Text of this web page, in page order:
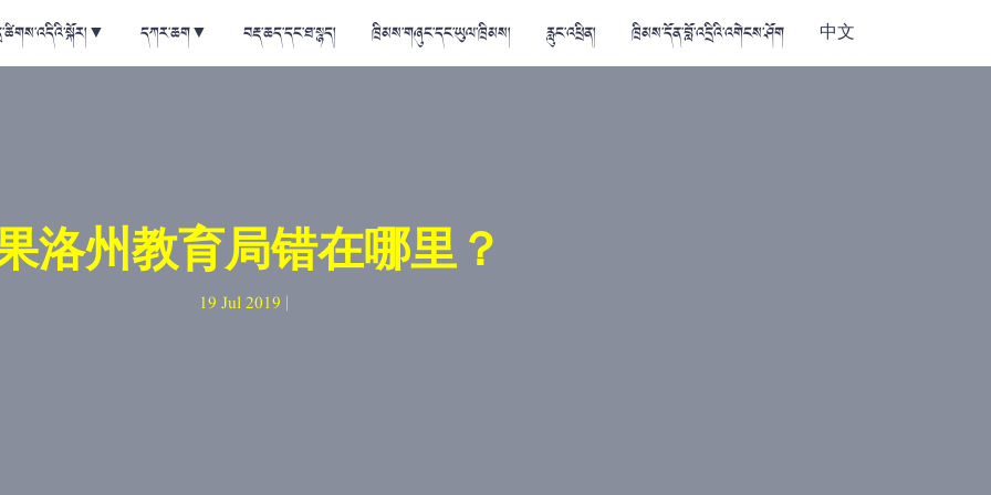
▼ དཀར་ཆག▼ བརྡ་ཆད་དང་ཐ་སྙད། ཁྲིམས་གཞུང་དང་ཡུལ་ཁྲིམས། རླུང་འཕྲིན། ཁྲིམས་དོན་བློ་འདྲིའི་འགེངས་ཤོག 中文
洛州教育局错在哪里？
19 Jul 2019 |